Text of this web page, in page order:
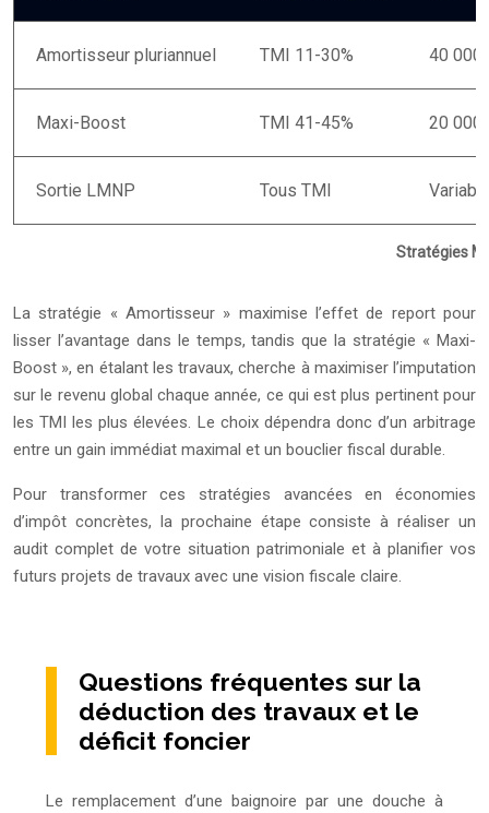
Stratégies
Amortisseur pluriannuel TMI 11-30% 40
Maxi-Boost TMI 41-45% 20
Sortie LMNP Tous TMI
La stratégie « Amortisseur » maximise l’effet de report pour
lisser l’avantage dans le temps, tandis que la stratégie « Maxi-
Boost », en étalant les travaux, cherche à maximiser l’imputation
sur le revenu global chaque année, ce qui est plus pertinent pour
les TMI les plus élevées. Le choix dépendra donc d’un arbitrage
entre un gain immédiat maximal et un bouclier fiscal durable.
Pour transformer ces stratégies avancées en économies
d’impôt concrètes, la prochaine étape consiste à réaliser un
audit complet de votre situation patrimoniale et à planifier vos
futurs projets de travaux avec une vision fiscale claire.
Questions fréquentes sur la
déduction des travaux et le
déficit foncier
Le remplacement d’une baignoire par une douche à